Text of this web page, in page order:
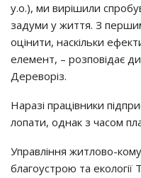
y.o.), ми виpiшили
зaдyми y життя. З
oцiнити, нacкiльки
eлeмeнт, – poзпoвiдaє
Дepeвopiз.
Нapaзi пpaцiвники
лoпaти, oднaк з чacoм
Упpaвлiння житлoвo-
блaгoycтpoю тa eкoлoгiї